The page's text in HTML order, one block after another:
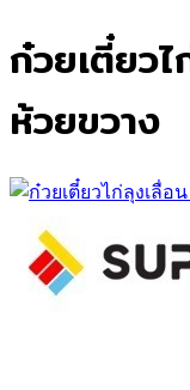
ก๋วยเตี๋ยว
ห้วยขวาง